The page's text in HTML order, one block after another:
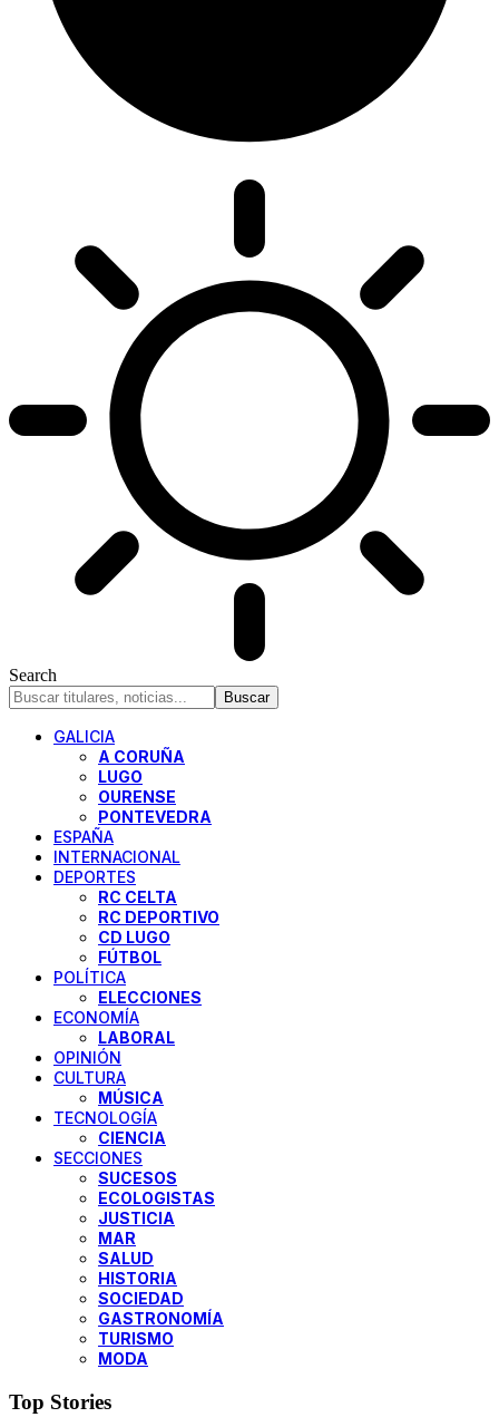
Search
GALICIA
A CORUÑA
LUGO
OURENSE
PONTEVEDRA
ESPAÑA
INTERNACIONAL
DEPORTES
RC CELTA
RC DEPORTIVO
CD LUGO
FÚTBOL
POLÍTICA
ELECCIONES
ECONOMÍA
LABORAL
OPINIÓN
CULTURA
MÚSICA
TECNOLOGÍA
CIENCIA
SECCIONES
SUCESOS
ECOLOGISTAS
JUSTICIA
MAR
SALUD
HISTORIA
SOCIEDAD
GASTRONOMÍA
TURISMO
MODA
Top Stories